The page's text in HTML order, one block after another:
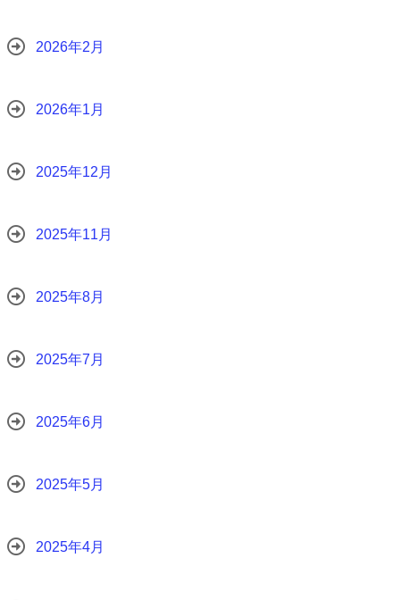
2026年2月
2026年1月
2025年12月
2025年11月
2025年8月
2025年7月
2025年6月
2025年5月
2025年4月